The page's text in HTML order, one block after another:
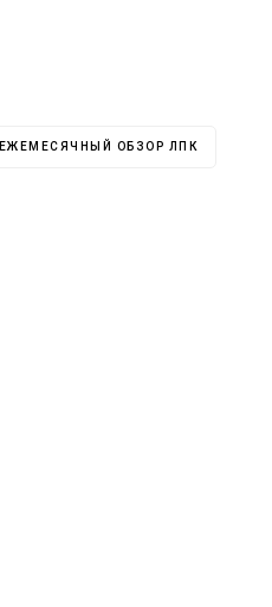
ЕЖЕМЕСЯЧНЫЙ ОБЗОР ЛПК